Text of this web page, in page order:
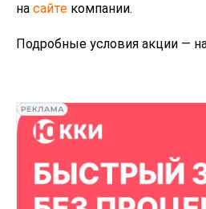
на сайте компании.
Подробные условия акции —